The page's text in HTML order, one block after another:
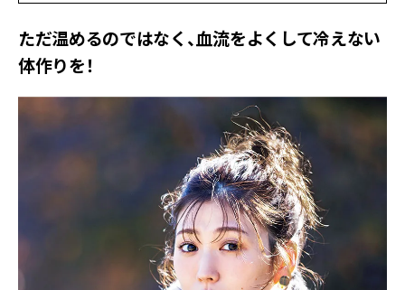
ただ温めるのではなく、血流をよくして冷えない
体作りを！